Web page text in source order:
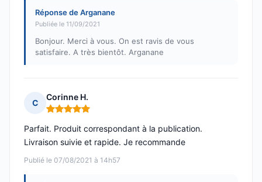
Réponse de Arganane
Publiée le 11/09/2021
Bonjour. Merci à vous. On est ravis de vous
satisfaire. A très bientôt. Arganane
C
Corinne H.
Note : 5 sur 5
Publié le 07/08/2021 à 14h57
Parfait. Produit correspondant à la publication.
Livraison suivie et rapide. Je recommande